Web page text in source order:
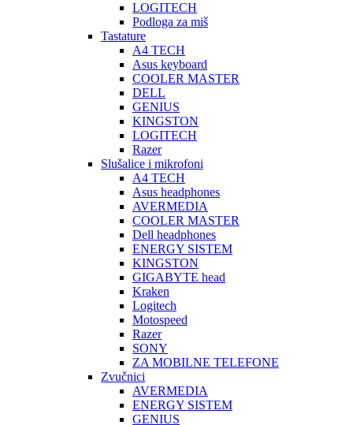
LOGITECH
Podloga za miš
Tastature
A4 TECH
Asus keyboard
COOLER MASTER
DELL
GENIUS
KINGSTON
LOGITECH
Razer
Slušalice i mikrofoni
A4 TECH
Asus headphones
AVERMEDIA
COOLER MASTER
Dell headphones
ENERGY SISTEM
KINGSTON
GIGABYTE head
Kraken
Logitech
Motospeed
Razer
SONY
ZA MOBILNE TELEFONE
Zvučnici
AVERMEDIA
ENERGY SISTEM
GENIUS